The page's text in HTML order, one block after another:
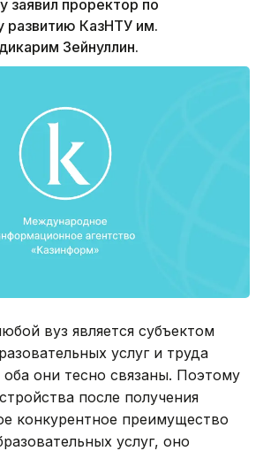
заявил проректор по
развитию КазНТУ им.
Зейнуллин.
вуз является субъектом
услуг и труда
они тесно связаны. Поэтому
после получения
конкурентное преимущество
услуг, оно